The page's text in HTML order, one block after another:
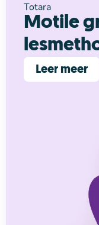
Totara
Motile
Leer meer